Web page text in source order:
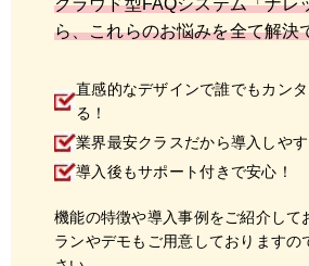
クラウド型FAQシステム「ナレ
ら、これらのお悩みを全て解決
直感的なデザインで誰でもカン
る！
業界最安クラスだから導入しやす
導入後もサポート付きで安心！
機能の特徴や導入事例をご紹介して
ランやデモもご用意しておりますの